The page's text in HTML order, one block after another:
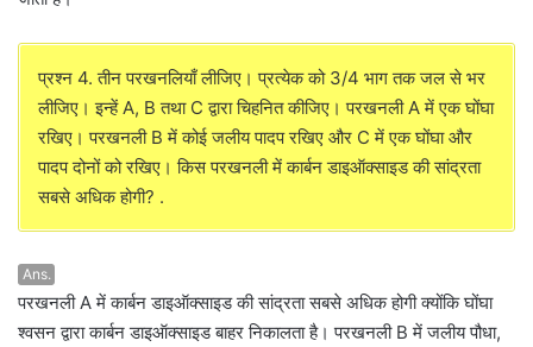
प्रश्न 4. तीन परखनलियाँ लीजिए। प्रत्येक को 3/4 भाग तक जल से भर
लीजिए। इन्हें A, B तथा C द्वारा चिहनित कीजिए। परखनली A में एक घोंघा
रखिए। परखनली B में कोई जलीय पादप रखिए और C में एक घोंघा और
पादप दोनों को रखिए। किस परखनली में कार्बन डाइऑक्साइड की सांद्रता
सबसे अधिक होगी? .
Ans.
परखनली A में कार्बन डाइऑक्साइड की सांद्रता सबसे अधिक होगी क्योंकि घोंघा
श्वसन द्वारा कार्बन डाइऑक्साइड बाहर निकालता है। परखनली B में जलीय पौधा,